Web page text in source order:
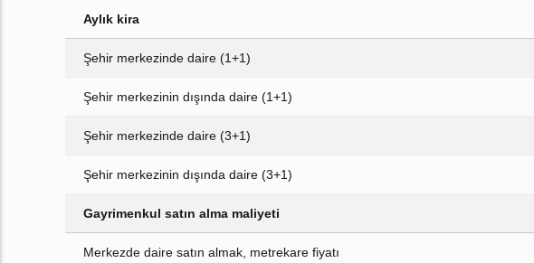
Aylık kira
Şehir merkezinde daire (1+1)
Şehir merkezinin dışında daire (1+1)
Şehir merkezinde daire (3+1)
Şehir merkezinin dışında daire (3+1)
Gayrimenkul satın alma maliyeti
Merkezde daire satın almak, metrekare fiyatı